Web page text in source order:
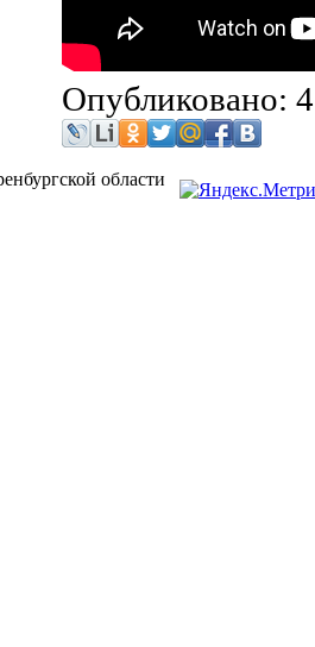
Опубликовано:
области